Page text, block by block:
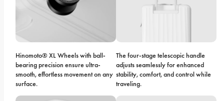
Hinomoto® XL Wheels with ball-
bearing precision ensure ultra-
smooth, effortless movement on any
surface.
The four-stage telescopic handle
adjusts seamlessly for enhanced
stability, comfort, and control while
traveling.